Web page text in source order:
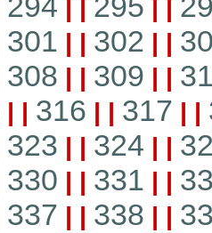
| | | |
301 | | 302 | |
308 | | 309 | |
| | 316 | | 317 | |
323 | | 324 | |
330 | | 331 | |
337 | | 338 | |